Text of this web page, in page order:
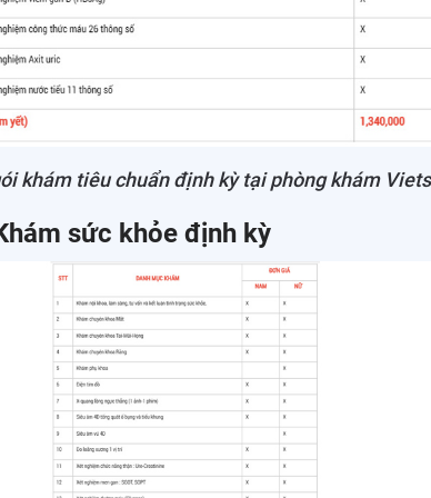
khám tiêu chuẩn định kỳ tại phòng khám
sức khỏe định kỳ